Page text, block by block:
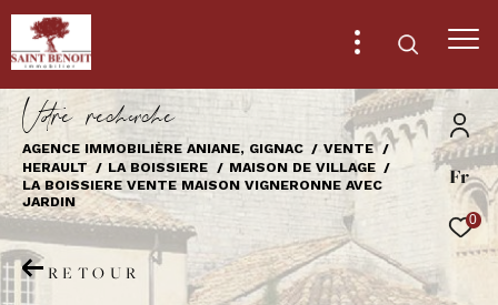
Fr
0
Vore recece
AGENCE IMMOBILIÈRE ANIANE, GIGNAC
VENTE
HERAULT
LA BOISSIERE
MAISON DE VILLAGE
LA BOISSIERE VENTE MAISON VIGNERONNE AVEC
JARDIN
RETOUR
Effectuer une recherche
et trouver le bien qui correspond à vos
critères